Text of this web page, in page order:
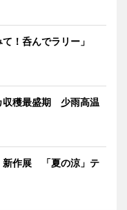
て！呑んでラリー」
収穫最盛期 少雨高温
新作展 「夏の涼」テ